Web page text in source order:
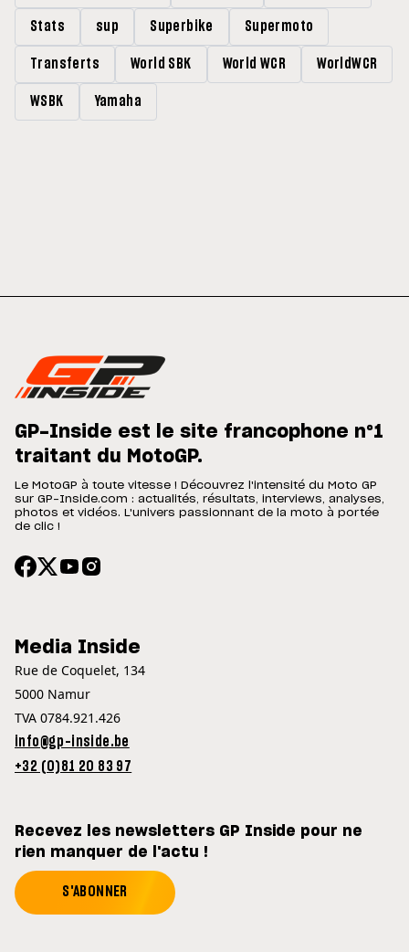
Stats sup Superbike Supermoto
Transferts World SBK World WCR WorldWCR
WSBK Yamaha
GP-Inside est le site francophone n°1
traitant du MotoGP.
Le MotoGP à toute vitesse ! Découvrez l'intensité du Moto GP
sur GP-Inside.com : actualités, résultats, interviews, analyses,
photos et vidéos. L'univers passionnant de la moto à portée
de clic !
Media Inside
Rue de Coquelet, 134
5000 Namur
TVA 0784.921.426
info@gp-inside.be
+32 (0)81 20 83 97
Recevez les newsletters GP Inside pour ne
rien manquer de l'actu !
S'ABONNER